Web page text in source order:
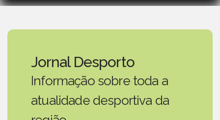
Jornal Desporto
Informação sobre toda a
atualidade desportiva da